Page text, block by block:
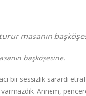
masanın
başköşesine.
bir sessizlik sarardı
Annem,